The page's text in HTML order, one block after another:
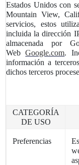
Estados Unidos con
Mountain View,
servicios, estos
incluida la dirección
almacenada por
WebGoogle.com.
información a
dichos terceros
CATEGORÍA
DE USO
Preferencias